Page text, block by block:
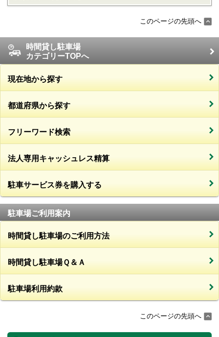
このページの先頭へ
時間貸し駐車場
カテゴリーTOPへ
現在地から探す
都道府県から探す
フリーワード検索
法人専用キャッシュレス精算
駐車サービス券を購入する
駐車場ご利用案内
時間貸し駐車場のご利用方法
時間貸し駐車場Ｑ＆Ａ
駐車場利用約款
このページの先頭へ